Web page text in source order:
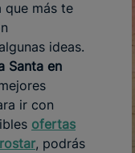
que más te
ideas.
Santa en
ir con
ofertas
, podrás